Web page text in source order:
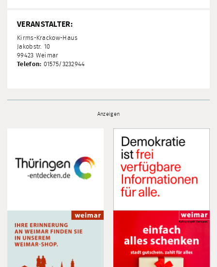
VERANSTALTER:
Kirms-Krackow-Haus
Jakobstr. 10
99423 Weimar
Telefon: 01575/3232944
Anzeigen